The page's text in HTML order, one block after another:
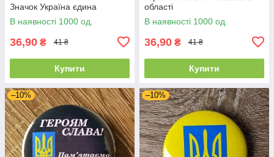
Значок Україна єдина
В наявності 1000 од.
36,90 ₴ 41 ₴
Купити
області
В наявності 1000 од.
36,90 ₴ 41 ₴
Купити
–10% –10%